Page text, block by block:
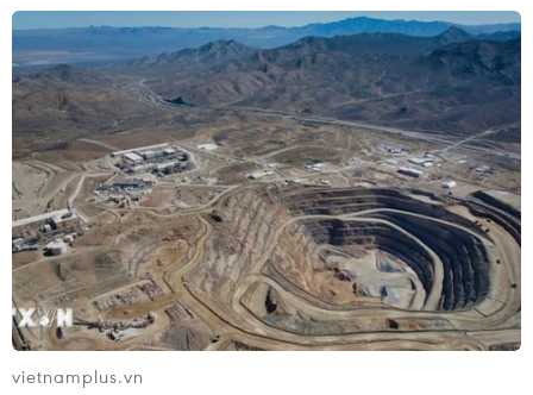
Một pha không chiến giữa cầu thủ Mỹ và Việt Nam. (Ảnh:
TTXVN phát)
vietnamplus.vn